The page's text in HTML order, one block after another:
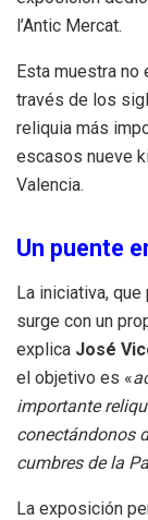
l’Antic Mercat.
Esta muestra no
través de los
reliquia más
escasos nueve
Valencia.
Un puente
La iniciativa,
surge con un
explica José
el objetivo es «
importante
conectándonos
cumbres de la
La exposición